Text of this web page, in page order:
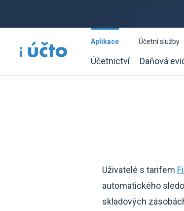
Aplikace
Účetnictví Daňová
Účetní služby
Uživatelé s tarifem
automatického
skladových